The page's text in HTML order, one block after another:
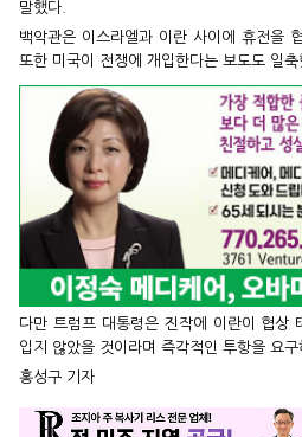
말했다.
백악관은 이스라엘과 이란 사이에 휴전을
또한 미국이 전쟁에 개입한다는 보도도 일축
다만 트럼프 대통령은 진작에 이란이 협상
입지 않았을 것이라며 즉각적인 투항을 요구
홍성구 기자